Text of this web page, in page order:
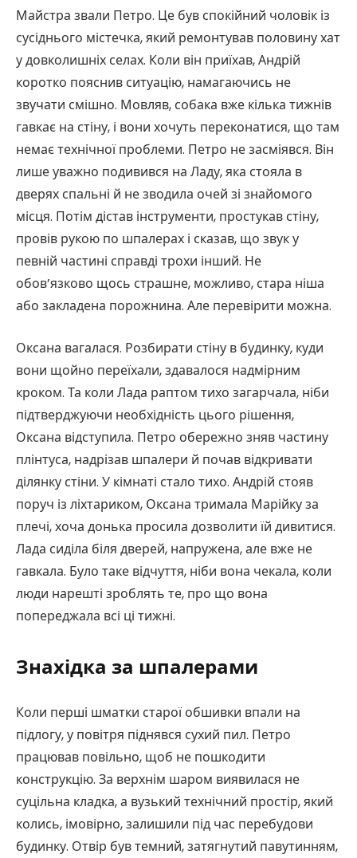
Майстра звали Петро. Це був спокійний чоловік із
сусіднього містечка, який ремонтував половину хат
у довколишніх селах. Коли він приїхав, Андрій
коротко пояснив ситуацію, намагаючись не
звучати смішно. Мовляв, собака вже кілька тижнів
гавкає на стіну, і вони хочуть переконатися, що там
немає технічної проблеми. Петро не засміявся. Він
лише уважно подивився на Ладу, яка стояла в
дверях спальні й не зводила очей зі знайомого
місця. Потім дістав інструменти, простукав стіну,
провів рукою по шпалерах і сказав, що звук у
певній частині справді трохи інший. Не
обов’язково щось страшне, можливо, стара ніша
або закладена порожнина. Але перевірити можна.
Оксана вагалася. Розбирати стіну в будинку, куди
вони щойно переїхали, здавалося надмірним
кроком. Та коли Лада раптом тихо загарчала, ніби
підтверджуючи необхідність цього рішення,
Оксана відступила. Петро обережно зняв частину
плінтуса, надрізав шпалери й почав відкривати
ділянку стіни. У кімнаті стало тихо. Андрій стояв
поруч із ліхтариком, Оксана тримала Марійку за
плечі, хоча донька просила дозволити їй дивитися.
Лада сиділа біля дверей, напружена, але вже не
гавкала. Було таке відчуття, ніби вона чекала, коли
люди нарешті зроблять те, про що вона
попереджала всі ці тижні.
Знахідка за шпалерами
Коли перші шматки старої обшивки впали на
підлогу, у повітря піднявся сухий пил. Петро
працював повільно, щоб не пошкодити
конструкцію. За верхнім шаром виявилася не
суцільна кладка, а вузький технічний простір, який
колись, імовірно, залишили під час перебудови
будинку. Отвір був темний, затягнутий павутинням,